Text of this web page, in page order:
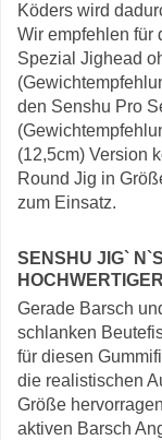
Köders wird
Wir empfehlen für
Spezial Jighead
den Senshu Pro
(12,5cm) Version
Round Jig in
zum Einsatz.
SENSHU JIG`
Gerade Barsch
schlanken
für diesen
die realistischen
Größe
aktiven Barsch